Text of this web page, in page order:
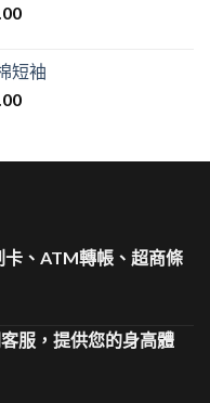
短袖
卡、ATM轉帳、超商條
服，提供您的身高體